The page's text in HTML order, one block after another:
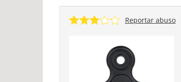
Reportar abuso